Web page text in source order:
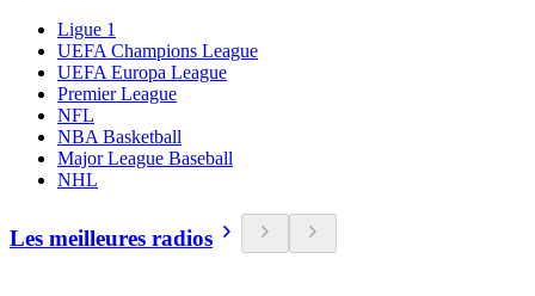
Ligue 1
UEFA Champions League
UEFA Europa League
Premier League
NFL
NBA Basketball
Major League Baseball
NHL
Les meilleures radios